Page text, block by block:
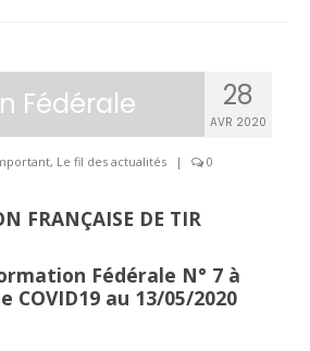
28
AVR 2020
Fédérale
, Le fil des actualités | 0
FRANÇAISE DE TIR
Fédérale N° 7 à
COVID19 au 13/05/2020